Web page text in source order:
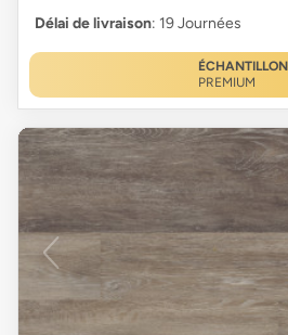
Délai de livraison: 19 Journées
ÉCHANTILLON
PREMIUM